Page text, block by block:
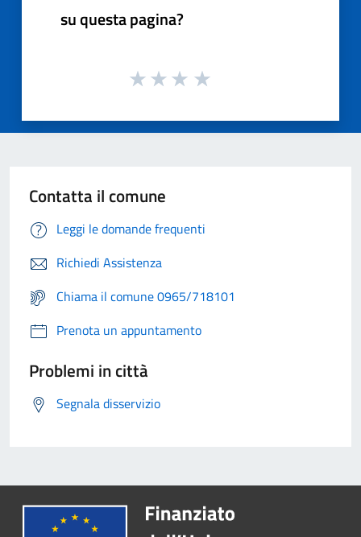
su questa pagina?
Contatta il comune
Leggi le domande frequenti
Richiedi Assistenza
Chiama il comune 0965/718101
Prenota un appuntamento
Problemi in città
Segnala disservizio